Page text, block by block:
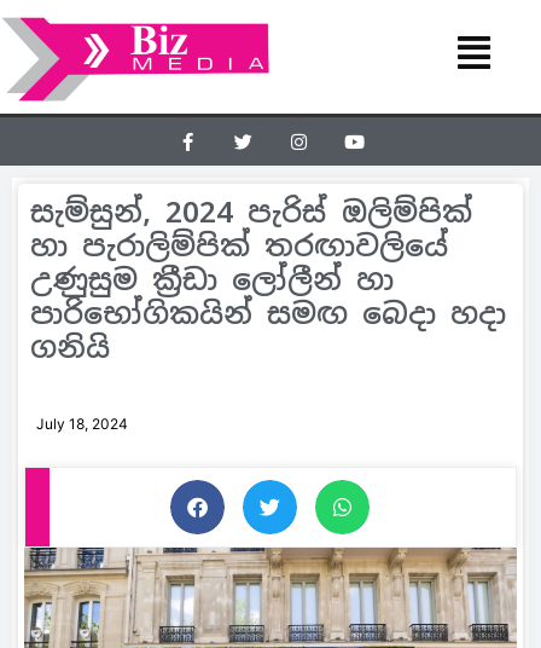
සැම්සුන්, 2024 පැරිස් ඔලිම්පික්
හා පැරාලිම්පික් තරඟාවලියේ
උණුසුම ක්‍රීඩා ලෝලීන් හා
පාරිභෝගිකයින් සමඟ බෙදා හදා
ගනියි
July 18, 2024